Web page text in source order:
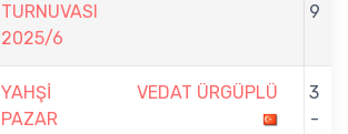
TURNUVASI
2025/6
9
YAHŞİ
PAZAR
VEDAT ÜRGÜPLÜ
3
-